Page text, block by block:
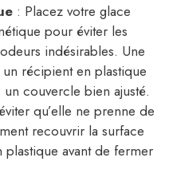
: Placez votre glace
pour éviter les
indésirables. Une
récipient en plastique
couvercle bien ajusté.
qu’elle ne prenne de
recouvrir la surface
avant de fermer